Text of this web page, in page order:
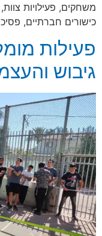
משחקים, פעילויות
כישורים חברתיים,
פעילות
גיבוש